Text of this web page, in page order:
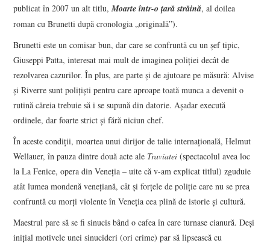
publicat în 2007 un alt titlu,Moarte într-o ţară străină, al doilea
roman cu Brunetti după cronologia „originală”).
Brunetti este un comisar bun, dar care se confruntă cu un şef tipic,
Giuseppi Patta, interesat mai mult de imaginea poliţiei decât de
rezolvarea cazurilor. În plus, are parte şi de ajutoare pe măsură: Alvise
şi Riverre sunt poliţişti pentru care aproape toată munca a devenit o
rutină căreia trebuie să i se supună din datorie. Aşadar execută
ordinele, dar foarte strict şi fără niciun chef.
În aceste condiţii, moartea unui dirijor de talie internaţională, Helmut
Wellauer, în pauza dintre două acte ale Traviatei (spectacolul avea loc
la La Fenice, opera din Veneţia – uite că v-am explicat titlul) zguduie
atât lumea mondenă veneţiană, cât şi forţele de poliţie care nu se prea
confruntă cu morţi violente în Veneţia cea plină de istorie şi cultură.
Maestrul pare să se fi sinucis bând o cafea în care turnase cianură. Deşi
iniţial motivele unei sinucideri (ori crime) par să lipsească cu